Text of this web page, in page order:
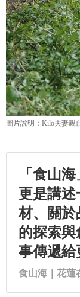
「食山
更是講
材、關於
的探索
事傳遞給